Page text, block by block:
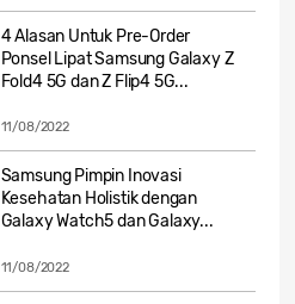
4 Alasan Untuk Pre-Order
Ponsel Lipat Samsung Galaxy Z
Fold4 5G dan Z Flip4 5G...
11/08/2022
Samsung Pimpin Inovasi
Kesehatan Holistik dengan
Galaxy Watch5 dan Galaxy...
11/08/2022